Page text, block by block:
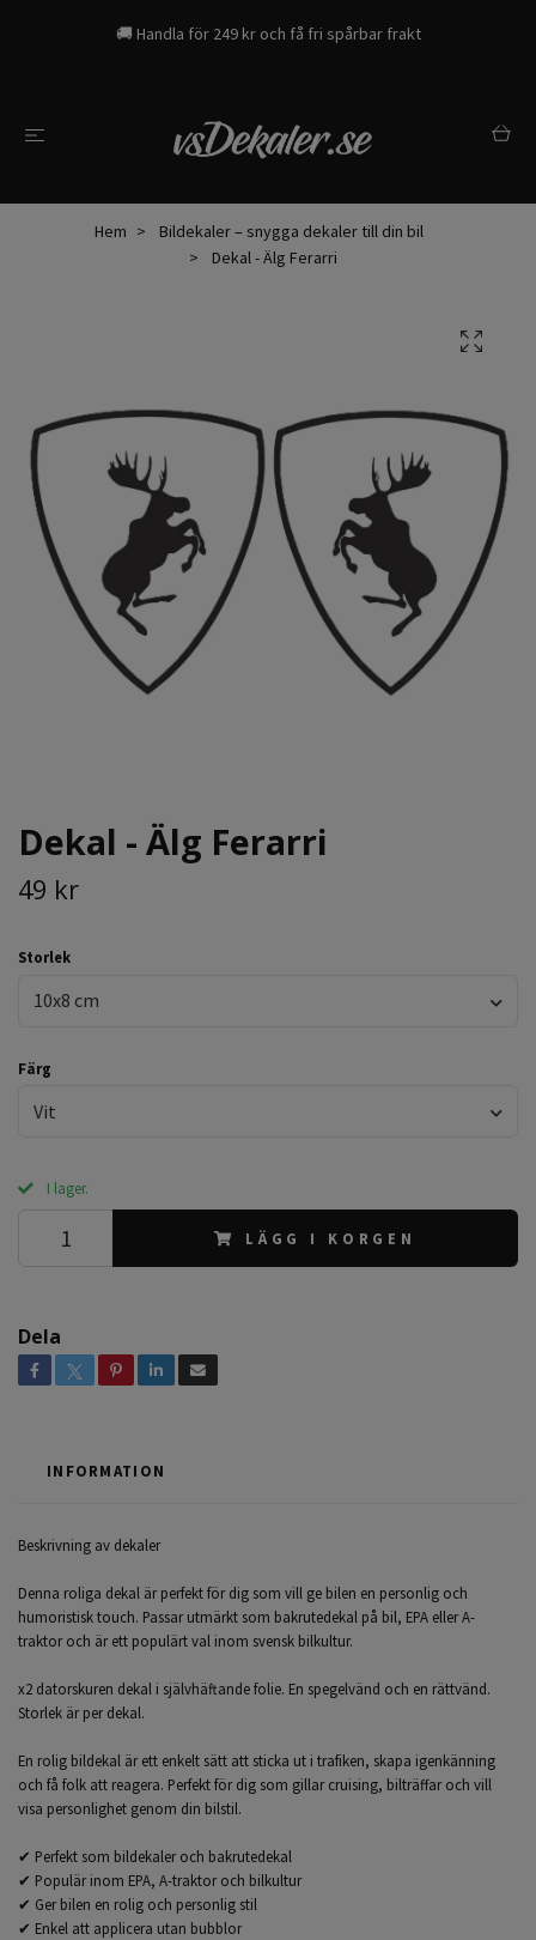
🚚 Handla för 249 kr och få fri spårbar frakt
Hem
Bildekaler – snygga dekaler till din bil
Dekal - Älg Ferarri
Dekal - Älg Ferarri
49 kr
Storlek
10x8 cm
Färg
Vit
I lager.
LÄGG I KORGEN
Dela
INFORMATION
Beskrivning av dekaler
Denna roliga dekal är perfekt för dig som vill ge bilen en personlig och
humoristisk touch. Passar utmärkt som bakrutedekal på bil, EPA eller A-
traktor och är ett populärt val inom svensk bilkultur.
x2 datorskuren dekal i självhäftande folie. En spegelvänd och en rättvänd.
Storlek är per dekal.
En rolig bildekal är ett enkelt sätt att sticka ut i trafiken, skapa igenkänning
och få folk att reagera. Perfekt för dig som gillar cruising, bilträffar och vill
visa personlighet genom din bilstil.
✔ Perfekt som bildekaler och bakrutedekal
✔ Populär inom EPA, A-traktor och bilkultur
✔ Ger bilen en rolig och personlig stil
✔ Enkel att applicera utan bubblor